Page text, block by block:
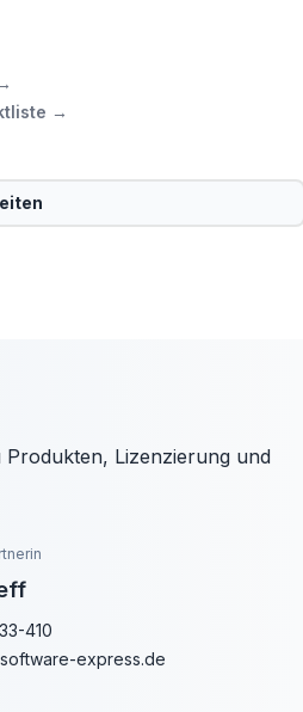
→
→
Lizenzierung und
410
express.de